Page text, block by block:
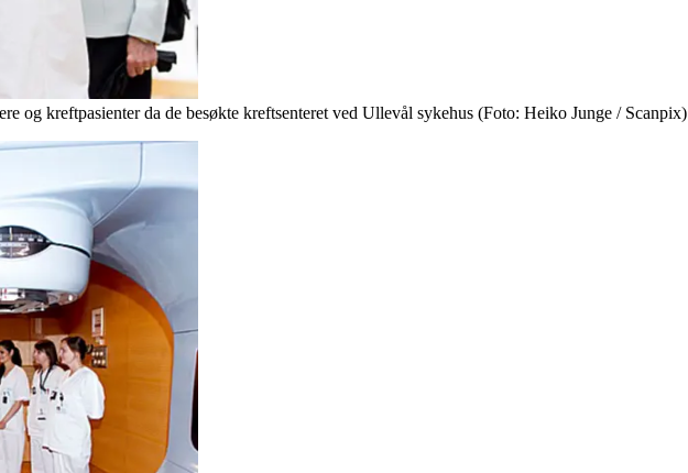
og kreftpasienter da de besøkte kreftsenteret ved Ullevål sykehus (Foto: Heiko Junge / Scanpix)